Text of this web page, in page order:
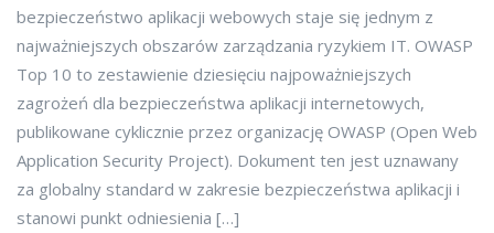
bezpieczeństwo aplikacji webowych staje się jednym z
najważniejszych obszarów zarządzania ryzykiem IT. OWASP
Top 10 to zestawienie dziesięciu najpoważniejszych
zagrożeń dla bezpieczeństwa aplikacji internetowych,
publikowane cyklicznie przez organizację OWASP (Open Web
Application Security Project). Dokument ten jest uznawany
za globalny standard w zakresie bezpieczeństwa aplikacji i
stanowi punkt odniesienia […]